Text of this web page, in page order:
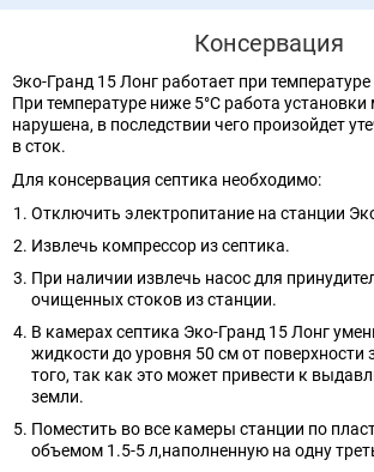
Консервация
Эко-Гранд 15 Лонг работает при
При температуре ниже 5°C работа
нарушена, в последствии чего произойдет
в сток.
Для консервация септика необходимо:
Отключить электропитание на станции
Извлечь компрессор из септика.
При наличии извлечь насос для
очищенных стоков из станции.
В камерах септика Эко-Гранд 15 Лонг
жидкости до уровня 50 см от поверхности
того, так как это может привести к
земли.
Поместить во все камеры станции по
объемом 1.5-5 л,наполненную на одну